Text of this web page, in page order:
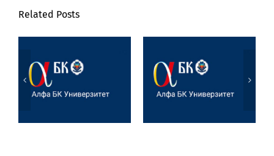
Related Posts
Jezik, književnost
i veštačka
Marijane
Joksimović
Univerzitetu u